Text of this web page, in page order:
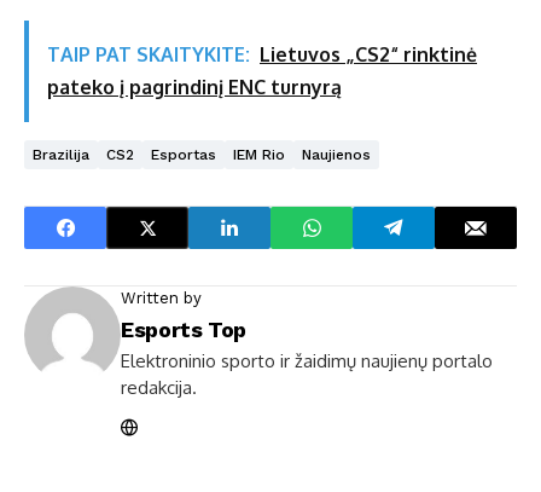
TAIP PAT SKAITYKITE: Lietuvos „CS2“ rinktinė
pateko į pagrindinį ENC turnyrą
Brazilija CS2 Esportas IEM Rio Naujienos
Written by
Esports Top
Elektroninio sporto ir žaidimų naujienų portalo
redakcija.